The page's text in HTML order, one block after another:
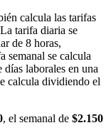
calcula las tarifas
tarifa diaria se
de 8 horas,
semanal se calcula
laborales en una
calcula dividiendo el
, el semanal de $2.150